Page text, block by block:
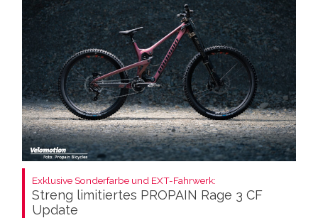
Exklusive Sonderfarbe und EXT-Fahrwerk:
Streng limitiertes PROPAIN Rage 3 CF
Update